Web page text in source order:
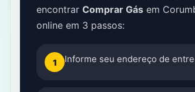
encontrar Comprar Gás em
online em 3 passos:
1 Informe seu endereço de